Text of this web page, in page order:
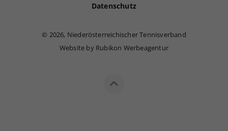
Datenschutz
© 2026, Niederösterreichischer Tennisverband
Website by Rubikon Werbeagentur